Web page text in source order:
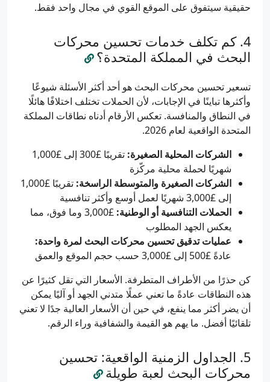
حقيقية سيتفوق على الموقع القوي في مجال واحد فقط.
كم تكلف خدمات تحسين محركات
البحث في المملكة المتحدة؟
تسعير تحسين محركات البحث هو أحد أكثر الأسئلة شيوعًا
وأكثرها تباينًا في الإجابات، لأن الحملات تختلف اختلافًا هائلًا
في النطاق والمنافسة. تعكس الأرقام أدناه نطاقات المملكة
المتحدة الواقعية لعام 2026.
الشركات المحلية الصغيرة:
تقريبًا £300 إلى £1,000
شهريًا لحملة محلية مركّزة
الشركات الصغيرة والمتوسطة الراسخة:
تقريبًا £1,000
إلى £3,000 شهريًا لعمل أوسع وأكثر تنافسية
الحملات التنافسية أو الوطنية:
£3,000 وما فوق، مما
يعكس الجهد المطلوب
عمليات تدقيق تحسين محركات البحث لمرة واحدة:
عادةً £500 إلى £3,000 حسب حجم الموقع والعمق
كن حذرًا من الأطراف المتطرفة. الأسعار التي تقل كثيرًا عن
هذه النطاقات عادةً ما تعني عملًا متدني الجهد أو آليًا يمكن
أن يضر أكثر مما ينفع، في حين أن الأسعار العالية جدًا لا تعني
تلقائيًا أفضل. ما يهم هو القيمة والشفافية وراء الرقم.
الجداول الزمنية الواقعية: تحسين
محركات البحث لعبة طويلة